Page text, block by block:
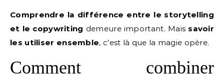
Comprendre la différence entre le storytelling
et le copywriting demeure important. Mais savoir
les utiliser ensemble, c’est là que la magie opère.
Comment combiner